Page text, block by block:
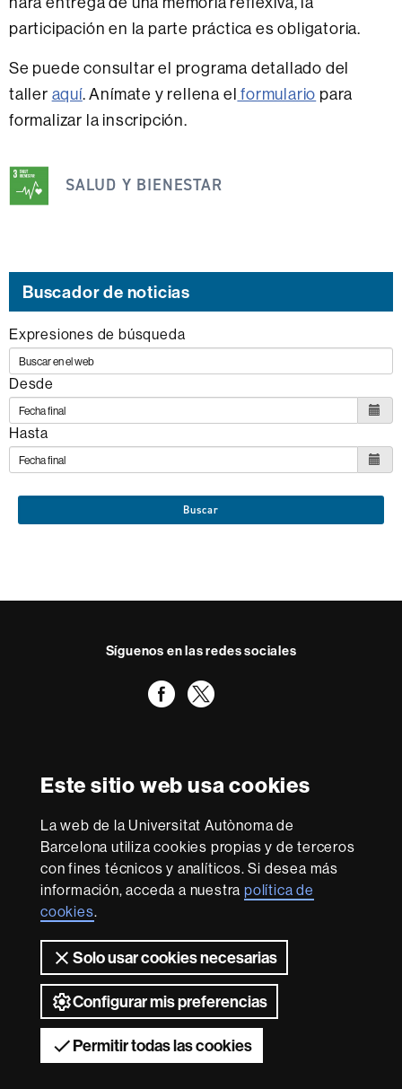
Este sitio web usa cookies
La web de la Universitat Autònoma de
Barcelona utiliza cookies propias y de terceros
con fines técnicos y analíticos. Si desea más
información, acceda a nuestrapolítica de
cookies.
Solo usar cookies necesarias
Configurar mis preferencias
Permitir todas las cookies
participación en la parte práctica es obligatoria.
Se puede consultar el programa detallado del
taller aquí. Anímate y rellena el formulario para
formalizar la inscripción.
noticia
se
de
los
siguientes
ODS
SALUD Y BIENESTAR
Buscador de noticias
Expresiones de búsqueda
Desde
Hasta
Buscar
Síguenos en las redes sociales
Facebook
Twitter
Excellence
Research
-
Euraxess
Con la financiación de
Sobre
esta
web Aviso legal Protección de datos
web Accesibilidad web Mapa del web UAB
2026 Universitat Autònoma de Barcelona